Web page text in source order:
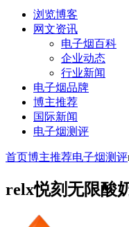
浏览博客
网文资讯
电子烟百科
企业动态
行业新闻
电子烟品牌
博主推荐
国际新闻
电子烟测评
首页博主推荐电子烟测评
relx悦刻无限酸